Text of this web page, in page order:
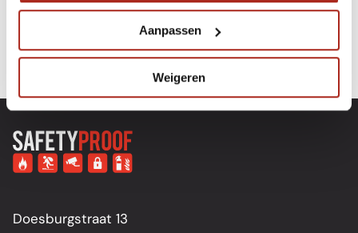
Aanpassen
Weigeren
Doesburgstraat 13